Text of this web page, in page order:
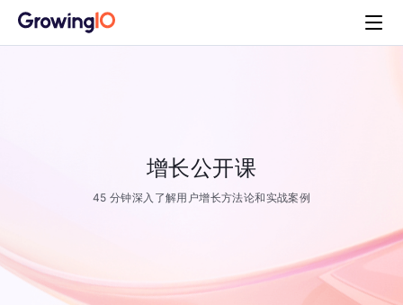
增长公开课
45 分钟深入了解用户增长方法论和实战案例